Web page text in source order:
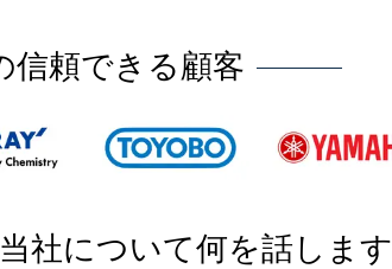
信頼できる顧客
社について何を話します